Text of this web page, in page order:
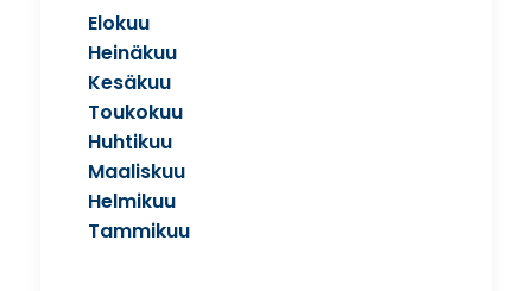
Elokuu
Heinäkuu
Kesäkuu
Toukokuu
Huhtikuu
Maaliskuu
Helmikuu
Tammikuu